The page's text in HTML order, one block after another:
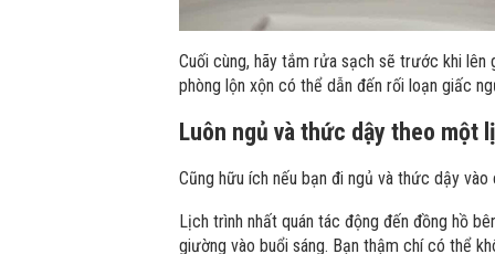
Cuối cùng, hãy tắm rửa sạch sẽ trước khi
phòng lộn xộn có thể dẫn đến rối loạn giấc
Luôn ngủ và thức dậy theo một
Cũng hữu ích nếu bạn đi ngủ và thức dậy
Lịch trình nhất quán tác động đến đồng hồ
giường vào buổi sáng. Bạn thậm chí có thể